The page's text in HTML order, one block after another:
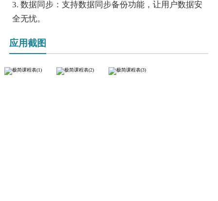
3. 数据同步：支持数据同步备份功能，让用户数据安
全无忧。
应用截图